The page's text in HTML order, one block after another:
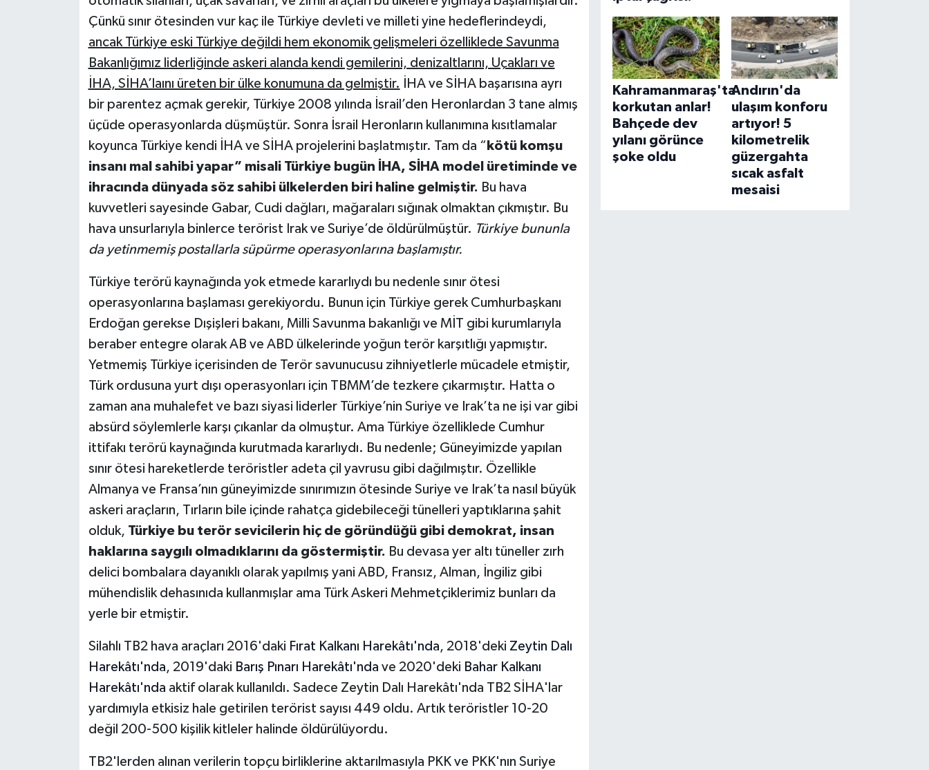
Çünkü sınır ötesinden vur kaç ile Türkiye devleti ve milleti yine hedeflerindeydi,
ancak Türkiye eski Türkiye değildi hem ekonomik gelişmeleri özelliklede Savunma
Bakanlığımız liderliğinde askeri alanda kendi gemilerini, denizaltlarını, Uçakları ve
İHA, SİHA’laını üreten bir ülke konumuna da gelmiştir. İHA ve SİHA başarısına ayrı
bir parentez açmak gerekir, Türkiye 2008 yılında İsrail’den Heronlardan 3 tane almış
üçüde operasyonlarda düşmüştür. Sonra İsrail Heronların kullanımına kısıtlamalar
koyunca Türkiye kendi İHA ve SİHA projelerini başlatmıştır. Tam da “ kötü komşu
insanı mal sahibi yapar” misali Türkiye bugün İHA, SİHA model üretiminde ve
ihracında dünyada söz sahibi ülkelerden biri haline gelmiştir. Bu hava
kuvvetleri sayesinde Gabar, Cudi dağları, mağaraları sığınak olmaktan çıkmıştır. Bu
hava unsurlarıyla binlerce terörist Irak ve Suriye’de öldürülmüştür. Türkiye bununla
da yetinmemiş postallarla süpürme operasyonlarına başlamıştır.
Türkiye terörü kaynağında yok etmede kararlıydı bu nedenle sınır ötesi
operasyonlarına başlaması gerekiyordu. Bunun için Türkiye gerek Cumhurbaşkanı
Erdoğan gerekse Dışişleri bakanı, Milli Savunma bakanlığı ve MİT gibi kurumlarıyla
beraber entegre olarak AB ve ABD ülkelerinde yoğun terör karşıtlığı yapmıştır.
Yetmemiş Türkiye içerisinden de Terör savunucusu zihniyetlerle mücadele etmiştir,
Türk ordusuna yurt dışı operasyonları için TBMM’de tezkere çıkarmıştır. Hatta o
zaman ana muhalefet ve bazı siyasi liderler Türkiye’nin Suriye ve Irak’ta ne işi var gibi
absürd söylemlerle karşı çıkanlar da olmuştur. Ama Türkiye özelliklede Cumhur
ittifakı terörü kaynağında kurutmada kararlıydı. Bu nedenle; Güneyimizde yapılan
sınır ötesi hareketlerde teröristler adeta çil yavrusu gibi dağılmıştır. Özellikle
Almanya ve Fransa’nın güneyimizde sınırımızın ötesinde Suriye ve Irak’ta nasıl büyük
askeri araçların, Tırların bile içinde rahatça gidebileceği tünelleri yaptıklarına şahit
olduk, Türkiye bu terör sevicilerin hiç de göründüğü gibi demokrat, insan
haklarına saygılı olmadıklarını da göstermiştir. Bu devasa yer altı tüneller zırh
delici bombalara dayanıklı olarak yapılmış yani ABD, Fransız, Alman, İngiliz gibi
mühendislik dehasınıda kullanmışlar ama Türk Askeri Mehmetçiklerimiz bunları da
yerle bir etmiştir.
Silahlı TB2 hava araçları 2016'daki Fırat Kalkanı Harekâtı'nda, 2018'deki Zeytin Dalı
Harekâtı'nda, 2019'daki Barış Pınarı Harekâtı'nda ve 2020'deki Bahar Kalkanı
Harekâtı'nda aktif olarak kullanıldı. Sadece Zeytin Dalı Harekâtı'nda TB2 SİHA'lar
yardımıyla etkisiz hale getirilen terörist sayısı 449 oldu. Artık teröristler 10-20
değil 200-500 kişilik kitleler halinde öldürülüyordu.
TB2'lerden alınan verilerin topçu birliklerine aktarılmasıyla PKK ve PKK'nın Suriye
Kahramanmaraş'ta
korkutan anlar!
Bahçede dev
yılanı görünce
şoke oldu
Andırın'da
ulaşım konforu
artıyor! 5
kilometrelik
güzergahta
sıcak asfalt
mesaisi